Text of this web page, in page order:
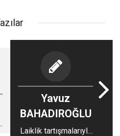
Yavuz
BAHADIROĞLU
Laiklik tartışmalarıyla